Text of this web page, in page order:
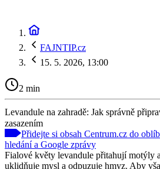
FAJNTIP.cz
15. 5. 2026, 13:00
2 min
Levandule na zahradě: Jak správně
zasazením
Přidejte si obsah Centrum.cz do
hledání a Google zprávy
Fialové květy levandule přitahují motýly
uklidňuje mysl a odpuzuje hmyz. Aby